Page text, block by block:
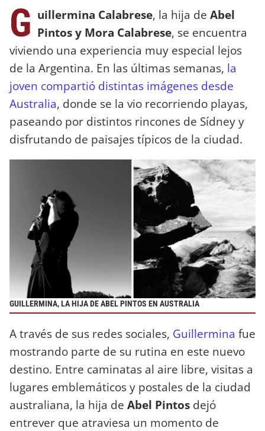
G uillermina Calabrese, la hija de Abel
Pintos y Mora Calabrese, se encuentra
viviendo una experiencia muy especial lejos
de la Argentina. En las últimas semanas, la
joven compartió distintas imágenes desde
Australia, donde se la vio recorriendo playas,
paseando por distintos rincones de Sídney y
disfrutando de paisajes típicos de la ciudad.
GUILLERMINA, LA HIJA DE ABEL PINTOS EN AUSTRALIA
A través de sus redes sociales, Guillermina fue
mostrando parte de su rutina en este nuevo
destino. Entre caminatas al aire libre, visitas a
lugares emblemáticos y postales de la ciudad
australiana, la hija de Abel Pintos dejó
entrever que atraviesa un momento de